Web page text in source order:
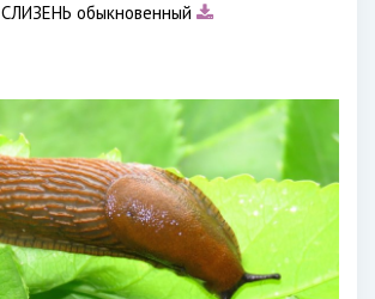
СЛИЗЕНЬ обыкновенный